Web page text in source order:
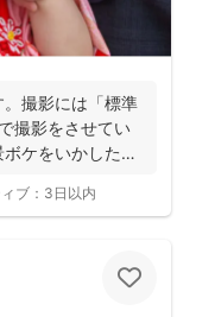
撮影には「標準
撮影をさせてい
ケをいかしたお
ブ： 3日以内